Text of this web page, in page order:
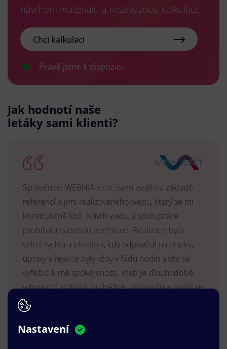
návrhem materiálu a nezávaznou kalkulací.
Chci kalkulaci
Právě jsme k dispozici.
Jak hodnotí naše
letáky sami klienti?
Společnost WEBNIA s.r.o. jsem zvolil na základě
referencí a jimi realizovaného webu, který se mi
konstrukčně libíl. Návrh webu a spolupráce
probíhala naprosto perfektně. Realizace byla
velmi rychlá a efektivní, kdy odpovědi na otázky,
úpravy a reakce byly vždy v řádu hodin a vše se
vyřešilo k mé spokojenosti. Web je dlouhodobě
vyhovující, stabilní, průběžně upravován a podílí se
na pozitivním vnímání naší značky.
MUDr. Radek Vyšohlíd
VENART s.r.o.
Nastavení